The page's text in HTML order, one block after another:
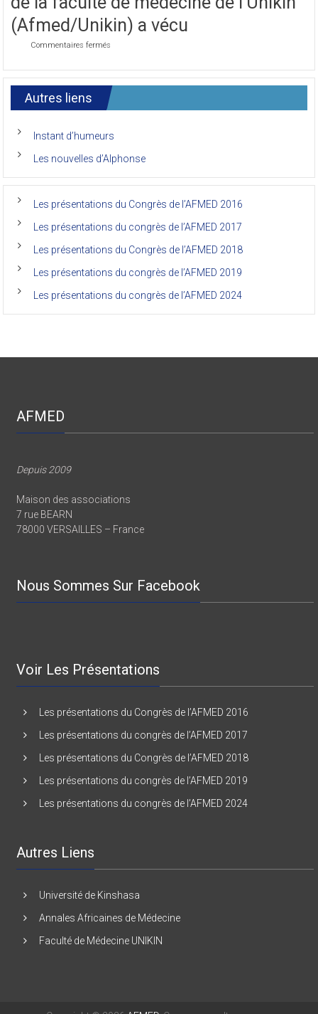
de
l’AFMED
(Afmed/Unikin) a vécu
Commentaires fermés
congrès
international
anciens
la
de
de
(Afmed/Unikin)
vécu
Autres liens
Instant d’humeurs
Les nouvelles d’Alphonse
Les présentations du Congrès de l’AFMED 2016
Les présentations du congrès de l’AFMED 2017
Les présentations du Congrès de l’AFMED 2018
Les présentations du congrès de l’AFMED 2019
Les présentations du congrès de l’AFMED 2024
AFMED
Depuis 2009
Maison des associations
7 rue BEARN
78000 VERSAILLES – France
Nous Sommes Sur Facebook
Voir Les Présentations
Les présentations du Congrès de l’AFMED 2016
Les présentations du congrès de l’AFMED 2017
Les présentations du Congrès de l’AFMED 2018
Les présentations du congrès de l’AFMED 2019
Les présentations du congrès de l’AFMED 2024
Autres Liens
Université de Kinshasa
Annales Africaines de Médecine
Faculté de Médecine UNIKIN